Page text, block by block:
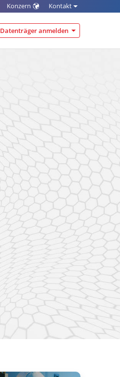
Konzern Kontakt
Datenträger anmelden